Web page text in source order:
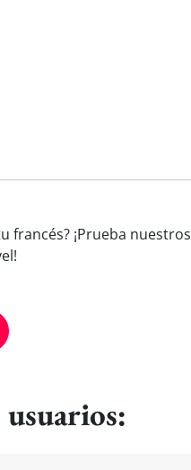
francés? ¡Prueba nuestros